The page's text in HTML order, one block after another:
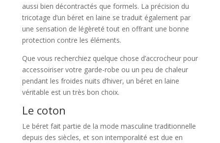
aussi bien décontractés que formels. La précision du
tricotage d’un béret en laine se traduit également par
une sensation de légèreté tout en offrant une bonne
protection contre les éléments.
Que vous recherchiez quelque chose d’accrocheur pour
accessoiriser votre garde-robe ou un peu de chaleur
pendant les froides nuits d’hiver, un béret en laine
véritable est un très bon choix.
Le coton
Le béret fait partie de la mode masculine traditionnelle
depuis des siècles, et son intemporalité est due en